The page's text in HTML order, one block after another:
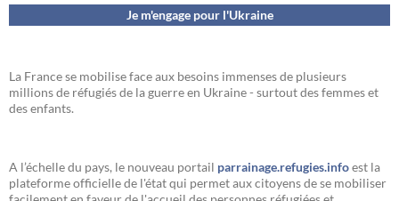
Je m'engage pour l'Ukraine
La France se mobilise face aux besoins immenses de plusieurs
millions de réfugiés de la guerre en Ukraine - surtout des femmes et
des enfants.
A l’échelle du pays, le nouveau portail parrainage.refugies.infoest la
plateforme officielle de l'état qui permet aux citoyens de se mobiliser